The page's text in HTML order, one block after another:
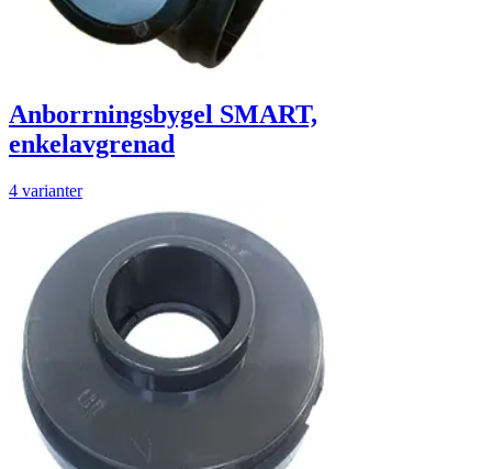
Anborrningsbygel SMART,
enkelavgrenad
4 varianter